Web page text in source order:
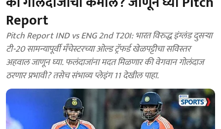
Report
Pitch Report IND vs ENG 2nd T20I: भारत विरुद्ध इंग्लंड दुसऱ्या
टी-20 सामन्यापूर्वी मँचेस्टरच्या ओल्ड ट्रॅफर्ड खेळपट्टीचा सविस्तर
अहवाल जाणून घ्या. फलंदाजांना मदत मिळणार की वेगवान गोलंदाज
ठरणार प्रभावी? तसेच संभाव्य प्लेइंग 11 देखील पाहा.